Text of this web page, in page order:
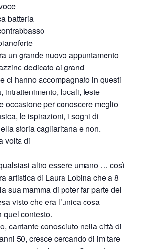
batteria
un grande nuovo appuntamento
dedicato ai grandi
ci hanno accompagnato in questi
intrattenimento, locali, feste
occasione per conoscere meglio
le ispirazioni, i sogni di
storia cagliaritana e non.
volta di
altro essere umano … così
artistica di Laura Lobina che a 8
sua mamma di poter far parte del
visto che era l’unica cosa
quel contesto.
cantante conosciuto nella città di
50, cresce cercando di imitare